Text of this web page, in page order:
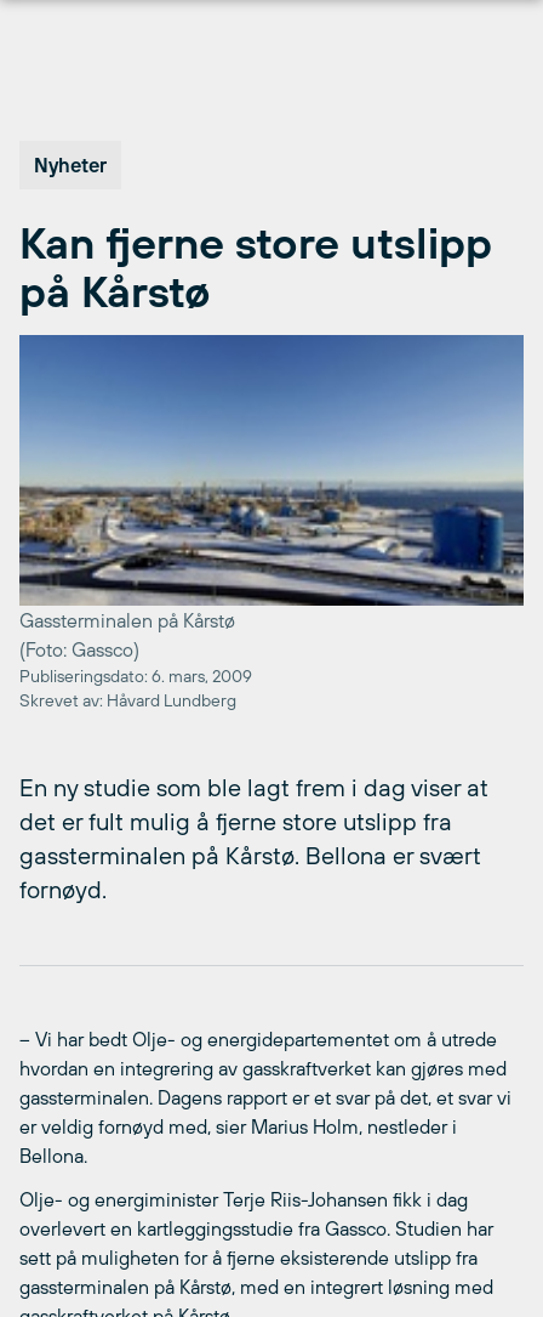
Nyheter
Kan fjerne store utslipp
på Kårstø
Gassterminalen på Kårstø
(Foto: Gassco)
Publiseringsdato: 6. mars, 2009
Skrevet av: Håvard Lundberg
En ny studie som ble lagt frem i dag viser at
det er fult mulig å fjerne store utslipp fra
gassterminalen på Kårstø. Bellona er svært
fornøyd.
– Vi har bedt Olje- og energidepartementet om å utrede
hvordan en integrering av gasskraftverket kan gjøres med
gassterminalen. Dagens rapport er et svar på det, et svar vi
er veldig fornøyd med, sier Marius Holm, nestleder i
Bellona.
Olje- og energiminister Terje Riis-Johansen fikk i dag
overlevert en kartleggingsstudie fra Gassco. Studien har
sett på muligheten for å fjerne eksisterende utslipp fra
gassterminalen på Kårstø, med en integrert løsning med